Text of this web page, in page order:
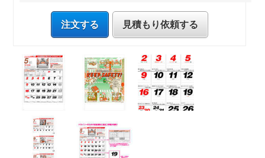
注文する 見積もり依頼する